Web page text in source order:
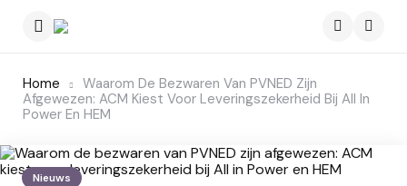
Home
Waarom De Bezwaren Van PVNED Zijn
Afgewezen: ACM Kiest Voor Leveringszekerheid Bij All In
Power En HEM
Nieuws